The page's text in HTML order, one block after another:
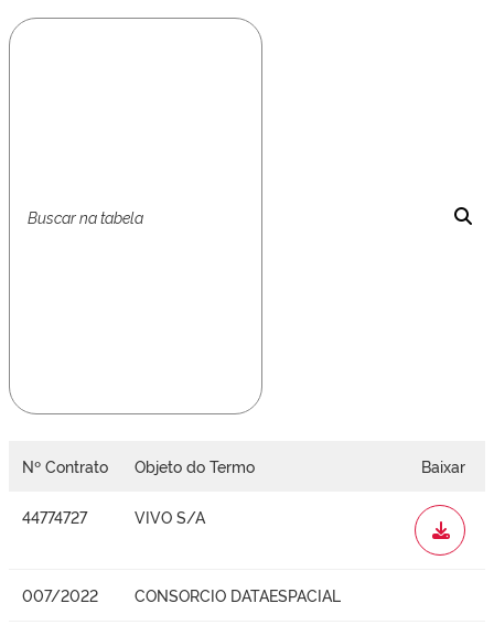
Nº Contrato Objeto do Termo Baixar
44774727 VIVO S/A
WORD
007/2022 CONSORCIO DATAESPACIAL